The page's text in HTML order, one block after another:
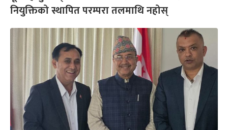
नियुक्तिको स्थापित परम्परा तलमाथि नहोस्